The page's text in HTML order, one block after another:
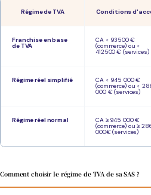
Régime de TVA Conditions
Franchise en base
de TVA
CA < 93500 €
(commerce) ou <
412500 € (services)
Régime réel simplifié CA < 945 000 €
(commerce) ou <
000 € (services)
Régime réel normal CA ≥ 945 000 €
(commerce) ou ≥
000€ (services)
Comment choisir le régime de TVA de sa SAS ?